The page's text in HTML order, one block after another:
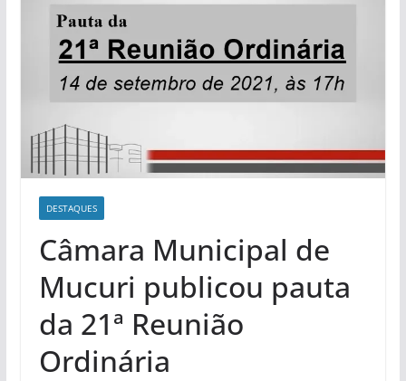
DESTAQUES
Câmara Municipal de
Mucuri publicou pauta
da 21ª Reunião
Ordinária